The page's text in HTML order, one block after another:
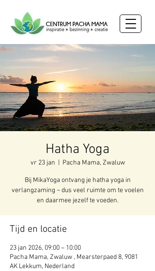
Hatha Yoga
vr 23 jan Pacha Mama, Zwaluw
Bij MikaYoga ontvang je hatha yoga in
verlangzaming ~ dus veel ruimte om te voelen
en daarmee jezelf te voeden.
Tijd en locatie
23 jan 2026, 09:00 – 10:00
Pacha Mama, Zwaluw , Mearsterpaed 8, 9081
AK Lekkum, Nederland